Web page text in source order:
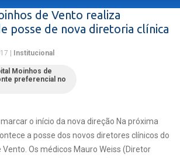
de Vento realiza
posse de nova diretoria clínica
| Institucional
Moinhos de
preferencial no
o início da nova direção Na próxima
a posse dos novos diretores clínicos do
Vento. Os médicos Mauro Weiss (Diretor